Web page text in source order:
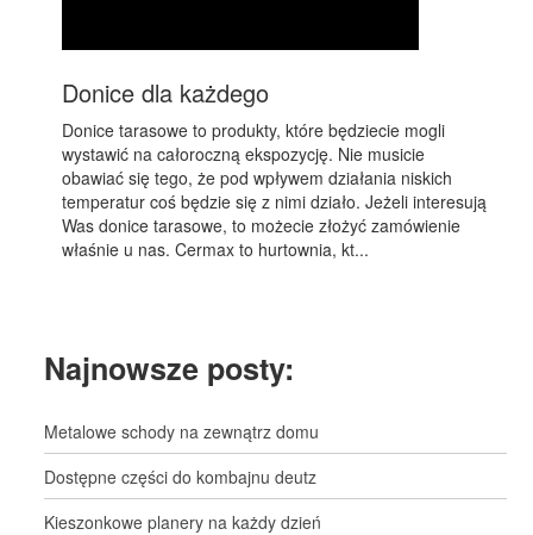
Donice dla każdego
Donice tarasowe to produkty, które będziecie mogli
wystawić na całoroczną ekspozycję. Nie musicie
obawiać się tego, że pod wpływem działania niskich
temperatur coś będzie się z nimi działo. Jeżeli interesują
Was donice tarasowe, to możecie złożyć zamówienie
właśnie u nas. Cermax to hurtownia, kt...
Najnowsze posty:
Metalowe schody na zewnątrz domu
Dostępne części do kombajnu deutz
Kieszonkowe planery na każdy dzień